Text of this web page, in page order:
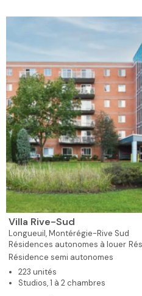
Villa Rive-Sud
Longueuil,Montérégie-Rive Sud
Résidences autonomes à louer
Résidence semi autonomes
223 unités
Studios, 1 à 2 chambres